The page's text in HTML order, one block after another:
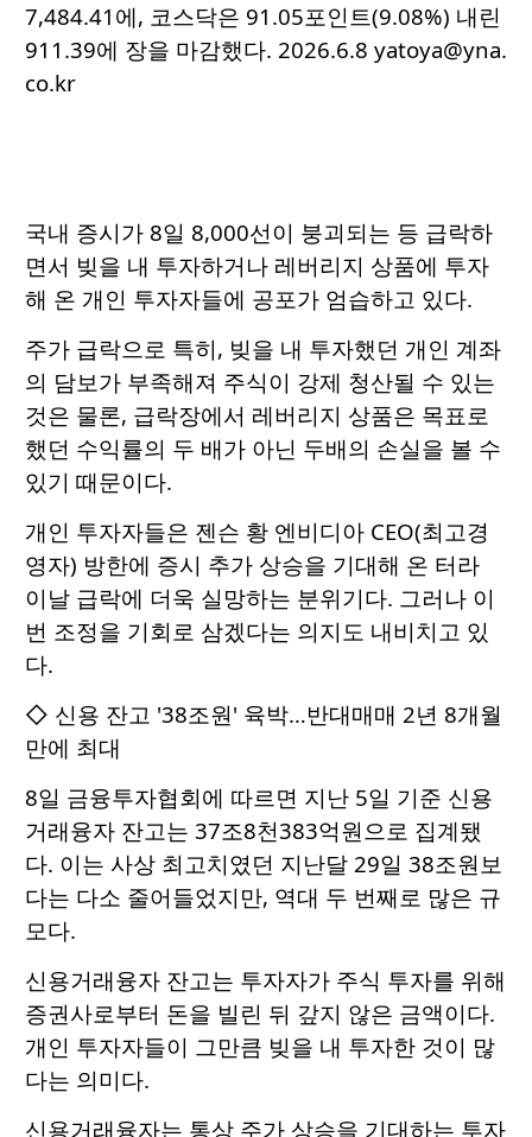
7,484.41에, 코스닥은 91.05포인트(9.08%) 내린
911.39에 장을 마감했다. 2026.6.8 yatoya@yna.
co.kr
국내 증시가 8일 8,000선이 붕괴되는 등 급락하
면서 빚을 내 투자하거나 레버리지 상품에 투자
해 온 개인 투자자들에 공포가 엄습하고 있다.
주가 급락으로 특히, 빚을 내 투자했던 개인 계좌
의 담보가 부족해져 주식이 강제 청산될 수 있는
것은 물론, 급락장에서 레버리지 상품은 목표로
했던 수익률의 두 배가 아닌 두배의 손실을 볼 수
있기 때문이다.
개인 투자자들은 젠슨 황 엔비디아 CEO(최고경
영자) 방한에 증시 추가 상승을 기대해 온 터라
이날 급락에 더욱 실망하는 분위기다. 그러나 이
번 조정을 기회로 삼겠다는 의지도 내비치고 있
다.
◇ 신용 잔고 '38조원' 육박…반대매매 2년 8개월
만에 최대
8일 금융투자협회에 따르면 지난 5일 기준 신용
거래융자 잔고는 37조8천383억원으로 집계됐
다. 이는 사상 최고치였던 지난달 29일 38조원보
다는 다소 줄어들었지만, 역대 두 번째로 많은 규
모다.
신용거래융자 잔고는 투자자가 주식 투자를 위해
증권사로부터 돈을 빌린 뒤 갚지 않은 금액이다.
개인 투자자들이 그만큼 빚을 내 투자한 것이 많
다는 의미다.
신용거래융자는 통상 주가 상승을 기대하는 투자